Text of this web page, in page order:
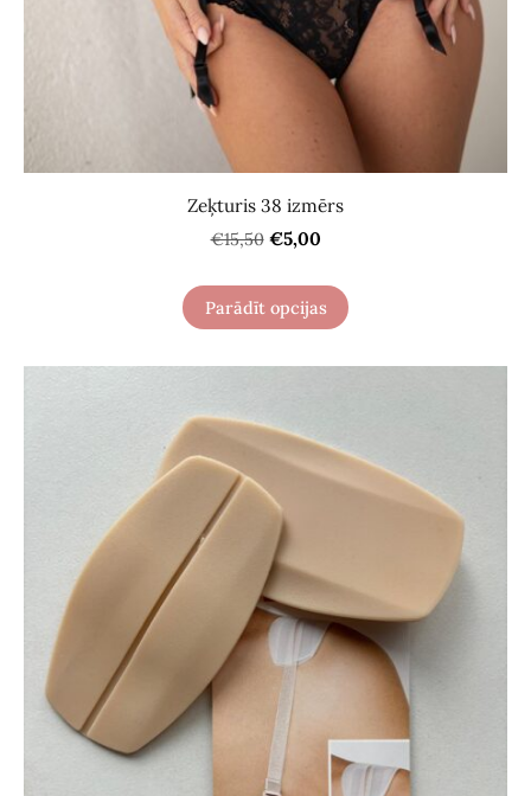
Zeķturis 38 izmērs
€15,50 €5,00
Parādīt opcijas